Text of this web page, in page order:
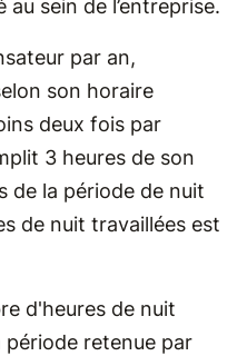
sein de l’entreprise.
par an,
son horaire
deux fois par
3 heures de son
de la période de nuit
de nuit travaillées est
d'heures de nuit
période retenue par